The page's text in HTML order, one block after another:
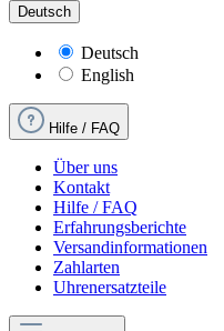
Deutsch
Deutsch
English
Hilfe / FAQ
Über uns
Kontakt
Hilfe / FAQ
Erfahrungsberichte
Versandinformationen
Zahlarten
Uhrenersatzteile